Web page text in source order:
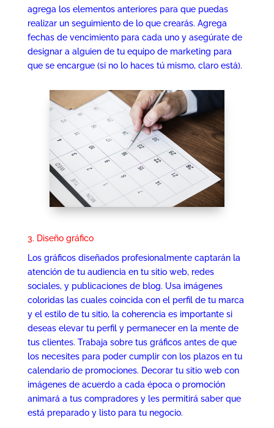
agrega los elementos anteriores para que puedas
realizar un seguimiento de lo que crearás. Agrega
fechas de vencimiento para cada uno y asegúrate de
designar a alguien de tu equipo de marketing para
que se encargue (si no lo haces tú mismo, claro está).
3. Diseño gráfico
Los gráficos diseñados profesionalmente captarán la
atención de tu audiencia en tu sitio web, redes
sociales, y publicaciones de blog. Usa imágenes
coloridas las cuales coincida con el perfil de tu marca
y el estilo de tu sitio, la coherencia es importante si
deseas elevar tu perfil y permanecer en la mente de
tus clientes. Trabaja sobre tus gráficos antes de que
los necesites para poder cumplir con los plazos en tu
calendario de promociones. Decorar tu sitio web con
imágenes de acuerdo a cada época o promoción
animará a tus compradores y les permitirá saber que
está preparado y listo para tu negocio.